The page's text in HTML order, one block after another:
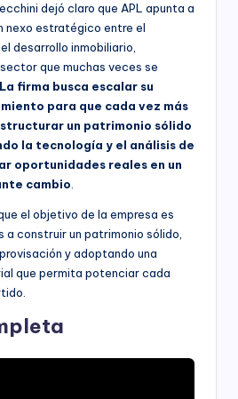
dejó claro que APL apunta a
nexo estratégico entre el
desarrollo inmobiliario,
que muchas veces se
La firma busca escalar su
para que cada vez más
un patrimonio sólido
la tecnología y el análisis de
oportunidades reales en un
cambio
el objetivo de la empresa es
a construir un patrimonio sólido,
y adoptando una
que permita potenciar cada